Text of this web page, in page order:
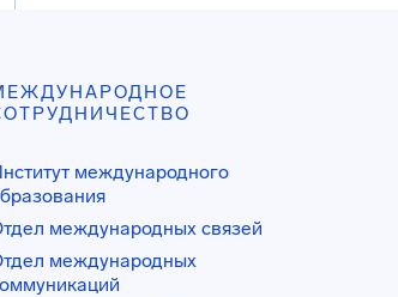
международного
международных связей
международных